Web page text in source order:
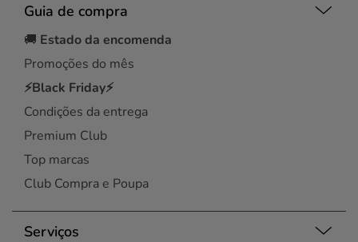
Guia de compra
🚚 Estado da encomenda
Promoções do mês
⚡Black Friday⚡
Condições da entrega
Premium Club
Top marcas
Club Compra e Poupa
Serviços